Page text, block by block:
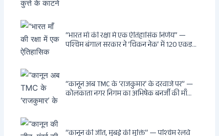
अनुमति, राज्यों को 10 कड़े निर्देश
“भारत माँ की रक्षा में एक ऐतिहासिक निर्णय” —
पश्चिम बंगाल सरकार ने ‘चिकन नेक’ में 120 एकड़
दुश्मनों की नींद उड़ाई
“कानून अब TMC के ‘राजकुमार’ के दरवाजे पर” —
कोलकाता नगर निगम का अभिषेक बनर्जी की माँ
वंशवाद के भ्रष्टाचार की सम्पूर्ण कहानी